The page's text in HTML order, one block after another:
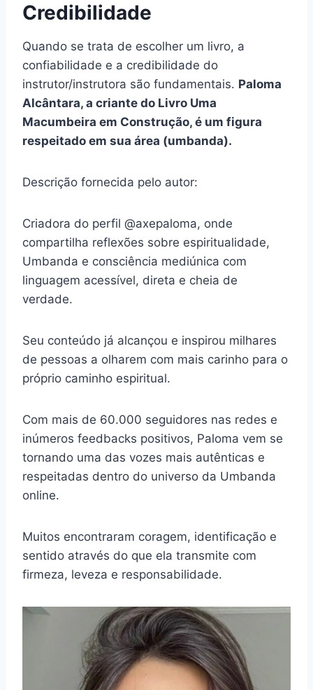
Credibilidade
Quando se trata de escolher um livro, a
confiabilidade e a credibilidade do
instrutor/instrutora são fundamentais. Paloma
Alcântara, a criante do Livro Uma
Macumbeira em Construção, é um figura
respeitado em sua área (umbanda).
Descrição fornecida pelo autor:
Criadora do perfil @axepaloma, onde
compartilha reflexões sobre espiritualidade,
Umbanda e consciência mediúnica com
linguagem acessível, direta e cheia de
verdade.
Seu conteúdo já alcançou e inspirou milhares
de pessoas a olharem com mais carinho para o
próprio caminho espiritual.
Com mais de 60.000 seguidores nas redes e
inúmeros feedbacks positivos, Paloma vem se
tornando uma das vozes mais autênticas e
respeitadas dentro do universo da Umbanda
online.
Muitos encontraram coragem, identificação e
sentido através do que ela transmite com
firmeza, leveza e responsabilidade.